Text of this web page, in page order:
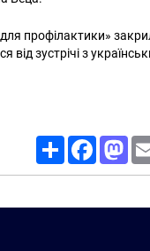
профілактики»
від зустрічі з
Share Facebook